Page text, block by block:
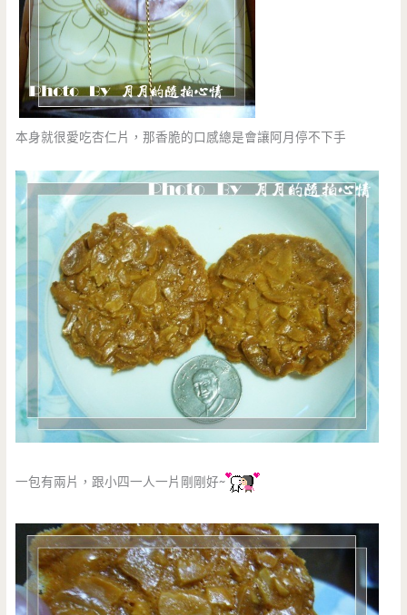
本身就很愛吃杏仁片，那香脆的口感總是會讓阿月停不下手
一包有兩片，跟小四一人一片剛剛好~